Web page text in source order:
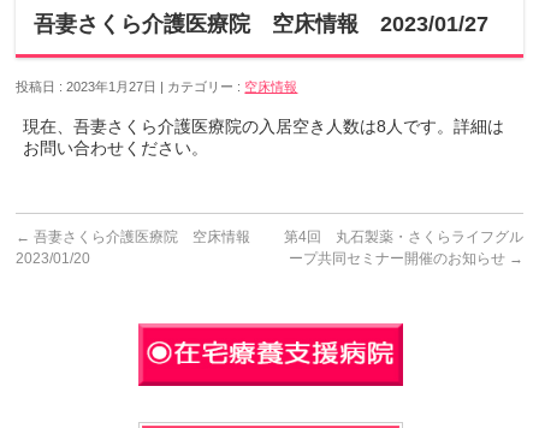
吾妻さくら介護医療院 空床情報 2023/01/27
投稿日 : 2023年1月27日 カテゴリー : 空床情報
現在、吾妻さくら介護医療院の入居空き人数は8人です。詳細は
お問い合わせください。
← 吾妻さくら介護医療院 空床情報
2023/01/20
第4回 丸石製薬・さくらライフグル
ープ共同セミナー開催のお知らせ →